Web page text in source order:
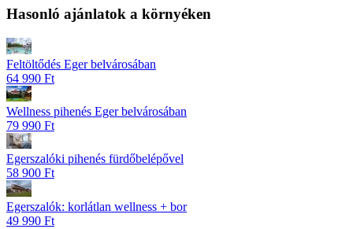
Hasonló ajánlatok a környéken
Feltöltődés Eger belvárosában
64 990 Ft
Wellness pihenés Eger belvárosában
79 990 Ft
Egerszalóki pihenés fürdőbelépővel
58 900 Ft
Egerszalók: korlátlan wellness + bor
49 990 Ft